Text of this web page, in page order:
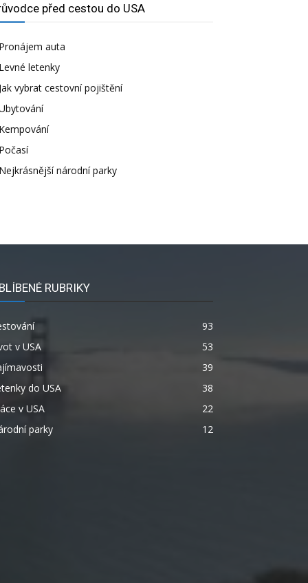
před cestou do USA
auta
letenky
vybrat cestovní pojištění
národní parky
RUBRIKY
93
v USA
53
39
do USA
38
v USA
22
parky
12